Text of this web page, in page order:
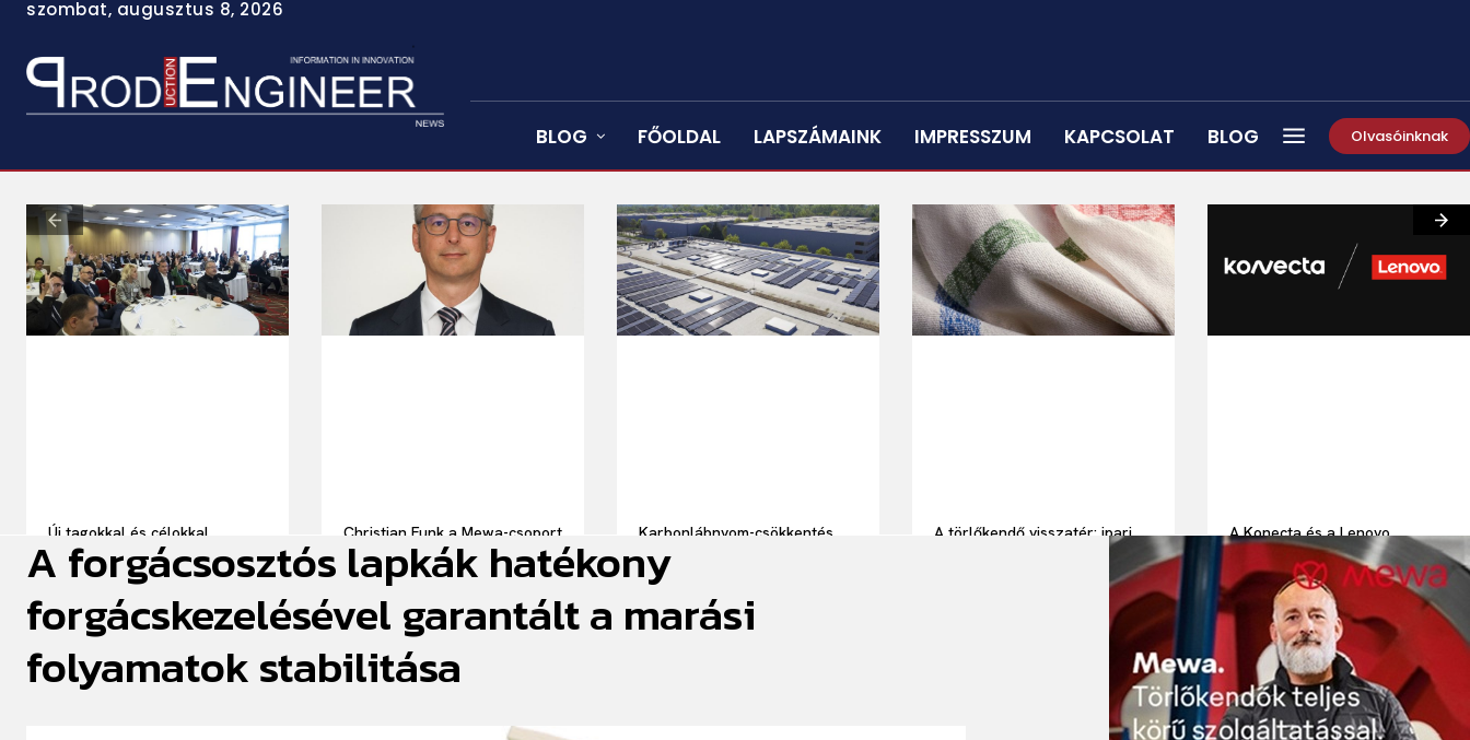
szombat, augusztus 8, 2026
BLOG FŐOLDAL LAPSZÁMAINK IMPRESSZUM KAPCSOLAT BLOG Olvasóinknak
Új tagokkal és célokkal
folytatja munkáját a MAGE
Christian Funk a Mewa-csoport
igazgatóságának új elnöke
Karbonlábnyom-csökkentés
fenntarthatóságért a Prologis
magyarországi logisztikai
A törlőkendő visszatér: ipari
A Konecta és a Lenovo
stratégiai partnersége: AI-
alapú megoldásokkal a
hatékonyabb IT-
kiszervezésért és a
kiemelkedő munkavállalói
élményért
A forgácsosztós lapkák hatékony
forgácskezelésével garantált a marási
folyamatok stabilitása